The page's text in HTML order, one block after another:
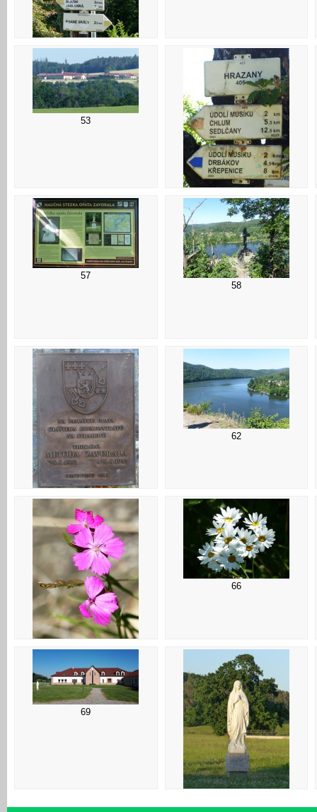
49
53
54
57
58
61
62
65
66
69